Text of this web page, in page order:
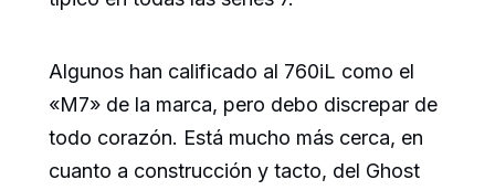
Algunos han calificado al 760iL como el
«M7» de la marca, pero debo discrepar de
todo corazón. Está mucho más cerca, en
cuanto a construcción y tacto, del Ghost